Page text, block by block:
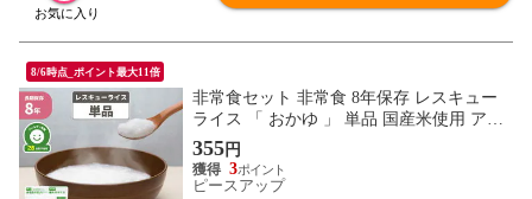
8/6時点_ポイント最大11倍
非常食セット 非常食 8年保存 レスキュー
ライス 「 おかゆ 」 単品 国産米使用 アレ
ルギー対応 アルファー米 保存食 防災食 お
米 ご飯 メール便4個までOK
355円
3
ピースアップ